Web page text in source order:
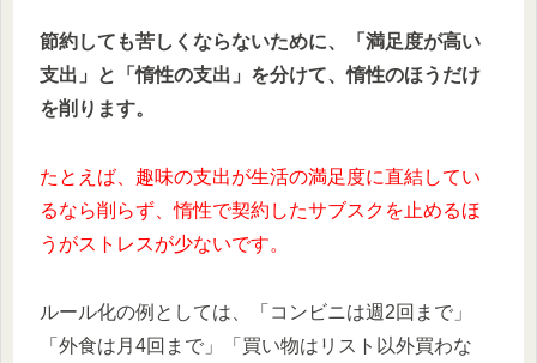
節約しても苦しくならないために、「満足度が高い
支出」と「惰性の支出」を分けて、惰性のほうだけ
を削ります。
たとえば、趣味の支出が生活の満足度に直結してい
るなら削らず、惰性で契約したサブスクを止めるほ
うがストレスが少ないです。
ルール化の例としては、「コンビニは週2回まで」
「外食は月4回まで」「買い物はリスト以外買わな